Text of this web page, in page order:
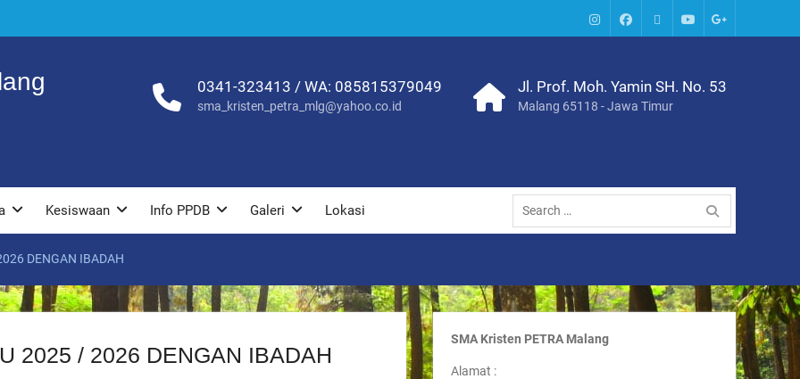
IG
FacebookWhatsapp
YoutubeGoogle+
0341-323413 / WA: 085815379049
sma_kristen_petra_mlg@yahoo.co.id
Jl. Prof. Moh. Yamin SH. No. 53
Malang 65118 - Jawa Timur
Kesiswaan Info PPDB Galeri Lokasi
Search
for:
DENGAN IBADAH
2025 / 2026 DENGAN IBADAH
SMA Kristen PETRA Malang
Alamat :